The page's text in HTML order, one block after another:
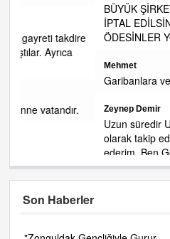
BÜYÜK ŞİRKETLERİN
İPTAL EDİLSİN. GECİKME
ÖDESİNLER YOKSA
Garibanlara vermiyorlar zaten
Zeynep Demir
Uzun süredir Umut Partisini
olarak takip ediyorum.
ederim. Ben Genel Başkanı...
Son Haberler